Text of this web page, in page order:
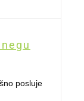
posluje